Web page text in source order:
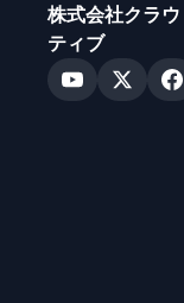
株式会社クラ
ティブ